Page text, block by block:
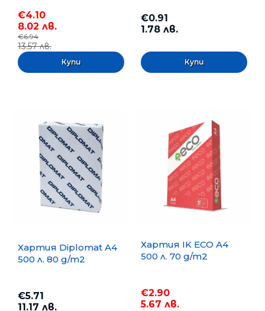
€4.10
8.02 лв.
€6.94
13.57 лв.
€0.91
1.78 лв.
Хартия Diplomat A4
500 л. 80 g/m2
€5.71
11.17 лв.
Хартия IK ECO A4
500 л. 70 g/m2
€2.90
5.67 лв.